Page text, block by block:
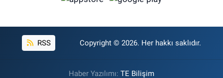
RSS Copyright © 2026. Her hakkı saklıdır.
Haber Yazılımı: TE Bilişim